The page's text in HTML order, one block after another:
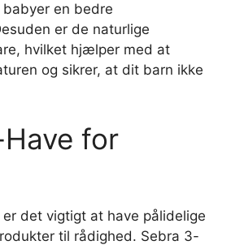
en bedre
er de naturlige
hvilket hjælper med at
og sikrer, at dit barn ikke
for
det vigtigt at have pålidelige
til rådighed. Sebra 3-